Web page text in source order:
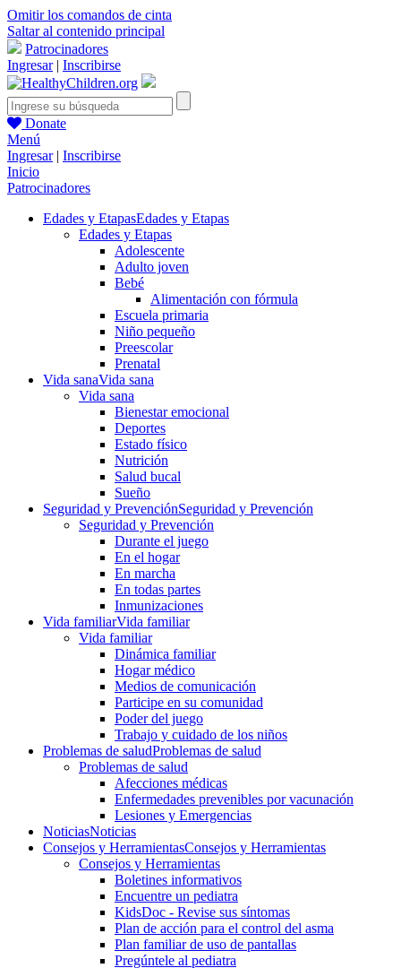
Omitir los comandos de cinta
Saltar al contenido principal
Patrocinadores
Ingresar| Inscribirse
Donate
Menú
Ingresar| Inscribirse
Inicio
Patrocinadores
Edades y EtapasEdades y Etapas
Edades y Etapas
Adolescente
Adulto joven
Bebé
Alimentación con fórmula
Escuela primaria
Niño pequeño
Preescolar
Prenatal
Vida sanaVida sana
Vida sana
Bienestar emocional
Deportes
Estado físico
Nutrición
Salud bucal
Sueño
Seguridad y PrevenciónSeguridad y Prevención
Seguridad y Prevención
Durante el juego
En el hogar
En marcha
En todas partes
Inmunizaciones
Vida familiarVida familiar
Vida familiar
Dinámica familiar
Hogar médico
Medios de comunicación
Participe en su comunidad
Poder del juego
Trabajo y cuidado de los niños
Problemas de saludProblemas de salud
Problemas de salud
Afecciones médicas
Enfermedades prevenibles por vacunación
Lesiones y Emergencias
NoticiasNoticias
Consejos y HerramientasConsejos y Herramientas
Consejos y Herramientas
Boletines informativos
Encuentre un pediatra
KidsDoc - Revise sus síntomas
Plan de acción para el control del asma
Plan familiar de uso de pantallas
Pregúntele al pediatra